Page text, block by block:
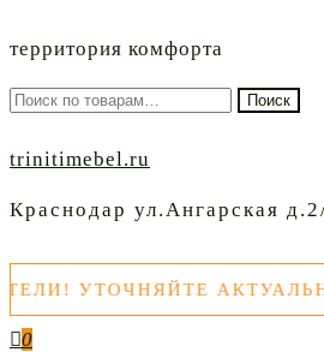
территория комфорта
Искать: Поиск
trinitimebel.ru
Краснодар ул.Ангарская
АКТУАЛЬНЫЕ
0